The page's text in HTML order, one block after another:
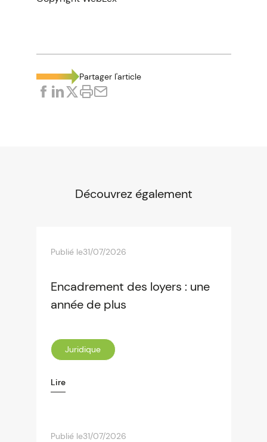
Partager l'article
Découvrez également
Publié le31/07/2026
Encadrement des loyers : une
année de plus
Juridique
Lire
Publié le31/07/2026